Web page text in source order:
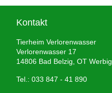
Kontakt
Tierheim Verlorenwasser
Verlorenwasser 17
14806 Bad Belzig, OT Werbig
Tel.: 033 847 - 41 890